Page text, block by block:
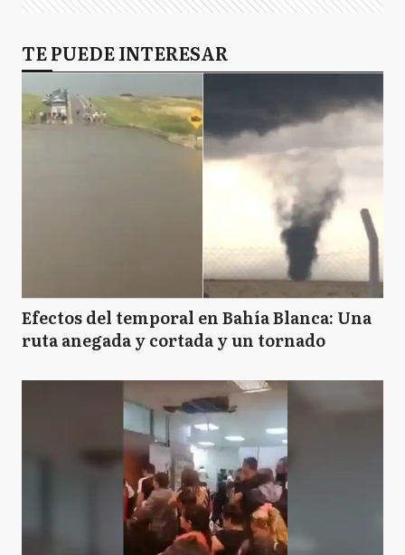
TE PUEDE INTERESAR
Efectos del temporal en Bahía Blanca: Una
ruta anegada y cortada y un tornado